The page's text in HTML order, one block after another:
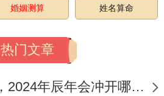
病符星、五黄煞星等凶
婚姻测算 姓名算命
热门文章
2024辰冲开财库，2024年辰年会冲开哪些人的财库